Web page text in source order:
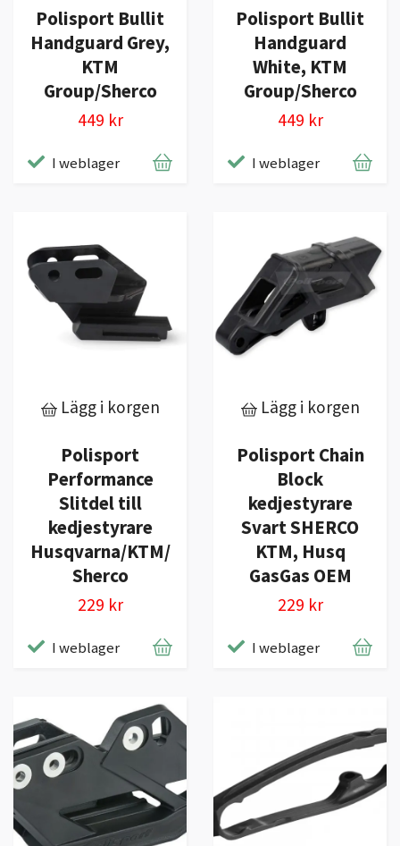
Polisport Bullit
Handguard Grey,
KTM
Group/Sherco
449 kr
I weblager
Polisport Bullit
Handguard
White, KTM
Group/Sherco
449 kr
I weblager
Lägg i korgen
Polisport
Performance
Slitdel till
kedjestyrare
Husqvarna/KTM/
Sherco
229 kr
I weblager
Lägg i korgen
Polisport Chain
Block
kedjestyrare
Svart SHERCO
KTM, Husq
GasGas OEM
229 kr
I weblager